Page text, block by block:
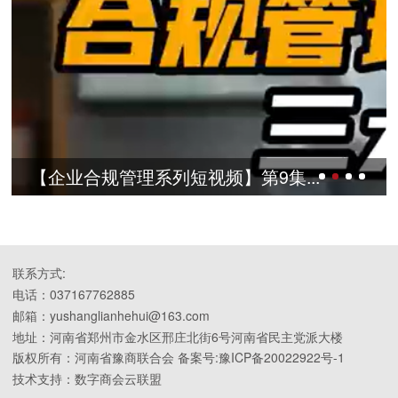
规管理系列短视频】第9集... 【企业
联系方式:
电话：037167762885
邮箱：yushanglianhehui@163.com
地址：河南省郑州市金水区邢庄北街6号河南省民主党派大楼
版权所有：河南省豫商联合会 备案号:豫ICP备20022922号-1
技术支持：数字商会云联盟